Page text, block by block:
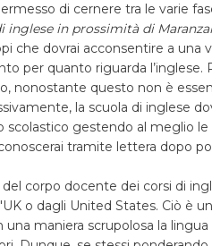
di cernere tra le varie
inglese in prossimità di
che dovrai acconsentire a una
per quanto riguarda l’inglese.
nonostante questo non è
la scuola di inglese
scolastico gestendo al meglio le
tramite lettera dopo
corpo docente dei corsi di
o dagli United States. Ciò è
maniera scrupolosa la